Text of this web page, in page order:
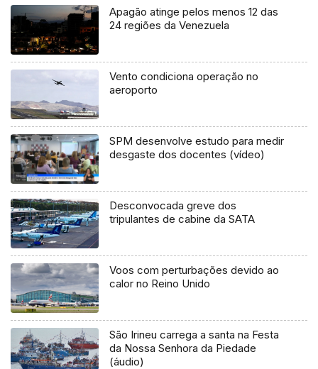
Apagão atinge pelos menos 12 das
24 regiões da Venezuela
Vento condiciona operação no
aeroporto
SPM desenvolve estudo para medir
desgaste dos docentes (vídeo)
Desconvocada greve dos
tripulantes de cabine da SATA
Voos com perturbações devido ao
calor no Reino Unido
São Irineu carrega a santa na Festa
da Nossa Senhora da Piedade
(áudio)